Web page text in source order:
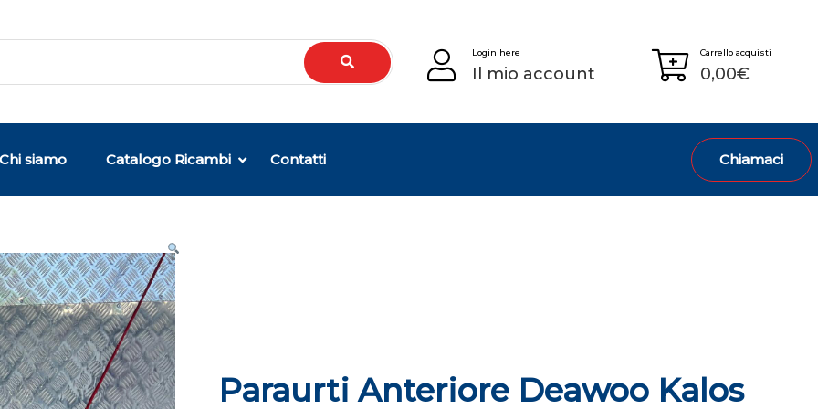
Login here
Il mio account
Carrello acquisti
0,00€
Chi siamo Catalogo Ricambi Contatti Chiamaci
Paraurti Anteriore Deawoo Kalos